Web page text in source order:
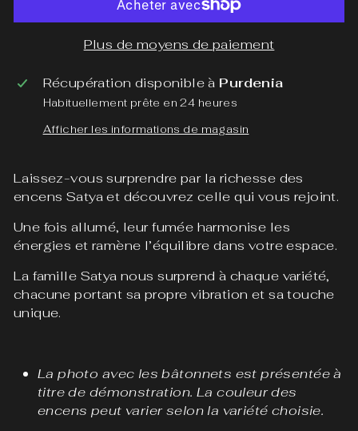
Plus de moyens de paiement
Récupération disponible à Purdenia
Habituellement prête en 24 heures
Afficher les informations de magasin
Laissez-vous surprendre par la richesse des
encens Satya et découvrez celle qui vous rejoint.
Une fois allumé, leur fumée harmonise les
énergies et ramène l’équilibre dans votre espace.
La famille Satya nous surprend à chaque variété,
chacune portant sa propre vibration et sa touche
unique.
La photo avec les bâtonnets est présentée à
titre de démonstration. La couleur des
encens peut varier selon la variété choisie.